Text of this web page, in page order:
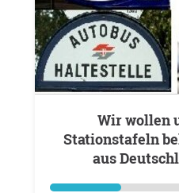
Wir wollen unsere alten
Stationstafeln
aus